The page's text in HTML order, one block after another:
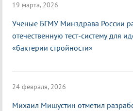
19 марта, 2026
Ученые БГМУ Минздрава России
отечественную тест-систему для
«бактерии стройности»
24 февраля, 2026
Михаил Мишустин отметил